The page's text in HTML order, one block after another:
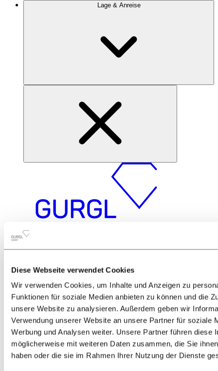
Diese Webseite verwendet Cookies
Wir verwenden Cookies, um Inhalte und Anzeigen zu
Funktionen für soziale Medien anbieten zu können und die
unsere Website zu analysieren. Außerdem geben wir
Verwendung unserer Website an unsere Partner für soziale
Werbung und Analysen weiter. Unsere Partner führen diese
möglicherweise mit weiteren Daten zusammen, die Sie
haben oder die sie im Rahmen Ihrer Nutzung der Dienste
Lage & Anreise
Zurück
Alles zur Lage & Anreise
Bahn
Bus
PKW
Flugzeug